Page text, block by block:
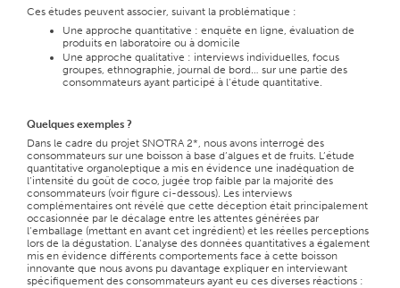
Ces études peuvent associer, suivant la problématique :
Une approche quantitative : enquête en ligne, évaluation de
produits en laboratoire ou à domicile
Une approche qualitative : interviews individuelles, focus
groupes, ethnographie, journal de bord… sur une partie des
consommateurs ayant participé à l’étude quantitative.
Quelques exemples ?
Dans le cadre du projet SNOTRA 2*, nous avons interrogé des
consommateurs sur une boisson à base d’algues et de fruits. L’étude
quantitative organoleptique a mis en évidence une inadéquation de
l’intensité du goût de coco, jugée trop faible par la majorité des
consommateurs (voir figure ci-dessous). Les interviews
complémentaires ont révélé que cette déception était principalement
occasionnée par le décalage entre les attentes générées par
l’emballage (mettant en avant cet ingrédient) et les réelles perceptions
lors de la dégustation. L’analyse des données quantitatives a également
mis en évidence différents comportements face à cette boisson
innovante que nous avons pu davantage expliquer en interviewant
spécifiquement des consommateurs ayant eu ces diverses réactions :